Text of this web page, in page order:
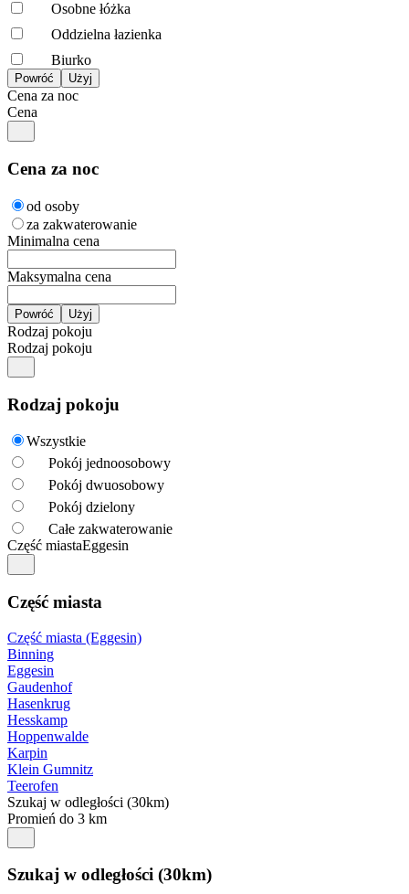
Osobne łóżka
Oddzielna łazienka
Biurko
Cena za noc
Cena
Cena za noc
od osoby
za zakwaterowanie
Minimalna cena
Maksymalna cena
Rodzaj pokoju
Rodzaj pokoju
Rodzaj pokoju
Wszystkie
Pokój jednoosobowy
Pokój dwuosobowy
Pokój dzielony
Całe zakwaterowanie
Część miastaEggesin
Część miasta
Część miasta (Eggesin)
Binning
Eggesin
Gaudenhof
Hasenkrug
Hesskamp
Hoppenwalde
Karpin
Klein Gumnitz
Teerofen
Szukaj w odległości (30km)
Promień do 3 km
Szukaj w odległości (30km)